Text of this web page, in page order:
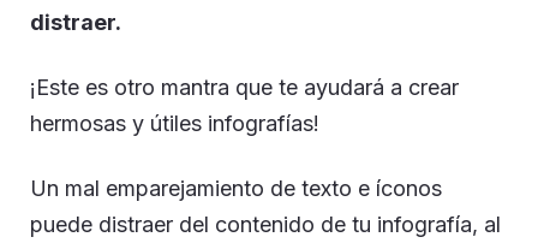
distraer.
¡Este es otro mantra que te ayudará a crear
hermosas y útiles infografías!
Un mal emparejamiento de texto e íconos
puede distraer del contenido de tu infografía, al